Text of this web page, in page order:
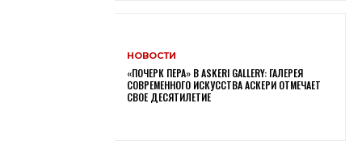
НОВОСТИ
«ПОЧЕРК ПЕРА» В ASKERI GALLERY: ГАЛЕРЕЯ
СОВРЕМЕННОГО ИСКУССТВА АСКЕРИ ОТМЕЧАЕТ
СВОЕ ДЕСЯТИЛЕТИЕ